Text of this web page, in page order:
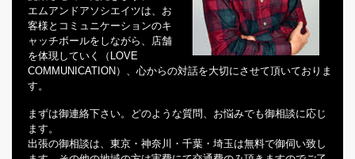
エムアンドアソシエイツは、お
客様とコミュニケーションのキ
ャッチボールをしながら、店舗
を体現していく（LOVE
COMMUNICATION）、心からの対話を大切にさせて頂いておりま
す。
まずは御連絡下さい。どのような質問、お悩みでも御相談に応じ
ます。
出張の御相談は、東京・神奈川・千葉・埼玉は無料で御伺い致し